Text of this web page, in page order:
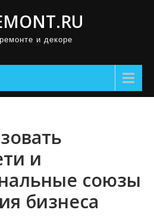
и декоре
и
союзы
бизнеса